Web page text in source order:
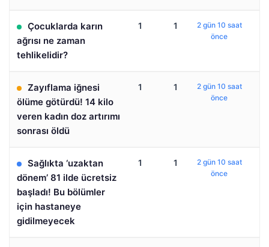
Çocuklarda karın
ağrısı ne zaman
tehlikelidir?
1 1
2 gün 10 saat
önce
Zayıflama iğnesi
ölüme götürdü! 14 kilo
veren kadın doz artırımı
sonrası öldü
1 1
2 gün 10 saat
önce
Sağlıkta ‘uzaktan
dönem’ 81 ilde ücretsiz
başladı! Bu bölümler
için hastaneye
gidilmeyecek
1 1
2 gün 10 saat
önce